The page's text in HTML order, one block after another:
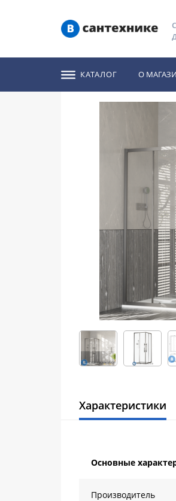
КАТАЛОГ О
Душевые
Душевое
Характеристики
Основные
Производитель